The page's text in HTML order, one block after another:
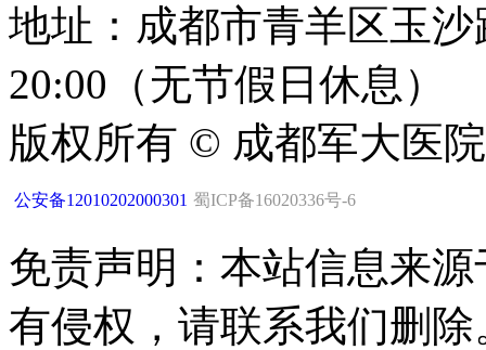
地址：成都市青羊区玉
20:00（无节假日休息）
版权所有 © 成都军大医
公安备12010202000301 蜀ICP备16020336号-6
免责声明：本站信息来
有侵权，请联系我们删除